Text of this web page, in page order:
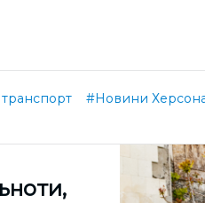
#Новини